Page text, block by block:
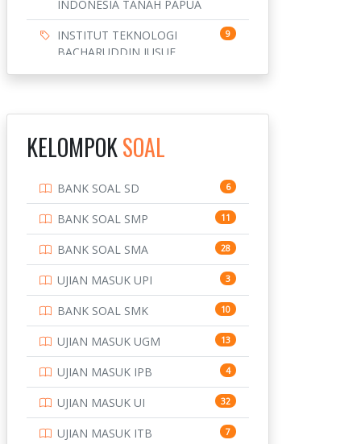
INDONESIA TANAH PAPUA
INSTITUT TEKNOLOGI
BACHARUDDIN JUSUF
9
BANDUNG
INSTITUT TEKNOLOGI
INSTITUT TEKNOLOGI
SEPULUH NOVEMBER
10
INSTITUT TEKNOLOGI
SUMATERA
9
IPDN / STPDN 148
PENDIDIKAN 943
PERBANKAN 3
POLRI 169
POLTEK SSN 7
4
KELOMPOKSOAL
BANK SOAL SD 6
BANK SOAL SMP 11
BANK SOAL SMA 28
UJIAN MASUK UPI 3
BANK SOAL SMK 10
UJIAN MASUK UGM 13
UJIAN MASUK IPB 4
UJIAN MASUK UI 32
UJIAN MASUK ITB 7